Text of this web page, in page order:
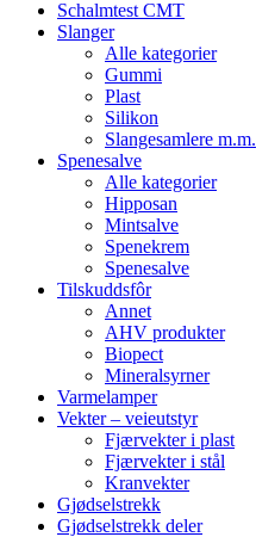
Schalmtest CMT
Slanger
Alle kategorier
Gummi
Plast
Silikon
Slangesamlere m.m.
Spenesalve
Alle kategorier
Hipposan
Mintsalve
Spenekrem
Spenesalve
Tilskuddsfôr
Annet
AHV produkter
Biopect
Mineralsyrner
Varmelamper
Vekter – veieutstyr
Fjærvekter i plast
Fjærvekter i stål
Kranvekter
Gjødselstrekk
Gjødselstrekk deler